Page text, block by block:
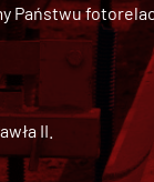
Państwu
II.